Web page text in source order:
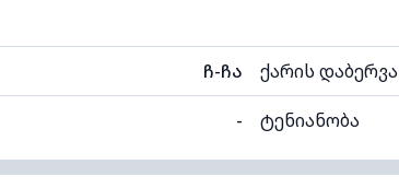
ჩ-ჩა ქარის დაბერვა
- ტენიანობა
94% (კომფორტული) ღრუბლიანობა